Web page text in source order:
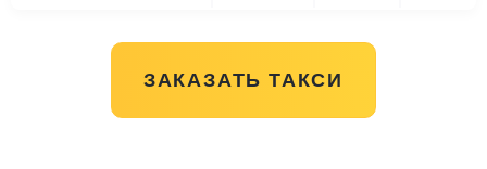
ЗАКАЗАТЬ ТАКСИ